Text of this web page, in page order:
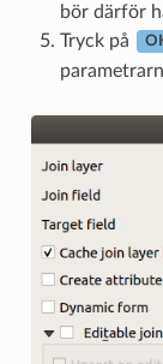
bör därför
Tryck på